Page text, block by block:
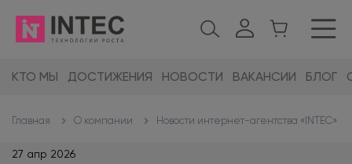
КТО МЫ ДОСТИЖЕНИЯ НОВОСТИ ВАКАНСИИ БЛОГ
Главная О компании Новости интернет-агентства «INTEC»
27 апр 2026